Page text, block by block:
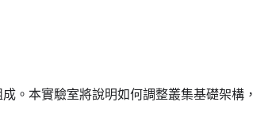
。本實驗室將說明如何調整叢集基礎架構